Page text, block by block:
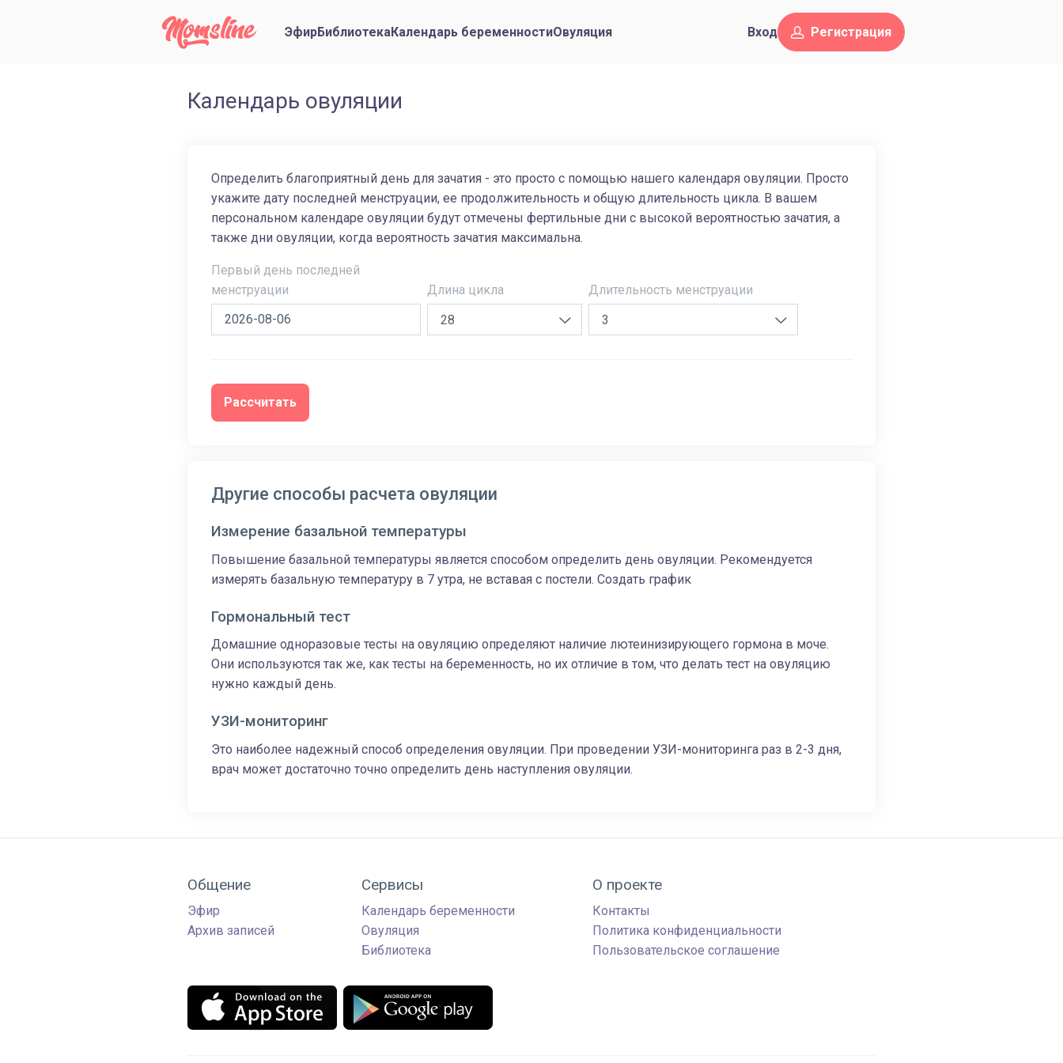
ЭфирБиблиотекаКалендарь беременностиОвуляция Вход Регистрация
Календарь овуляции
Определить благоприятный день для зачатия - это просто с помощью нашего календаря овуляции. Просто
укажите дату последней менструации, ее продолжительность и общую длительность цикла. В вашем
персональном календаре овуляции будут отмечены фертильные дни с высокой вероятностью зачатия, а
также дни овуляции, когда вероятность зачатия максимальна.
Первый день последней
менструации
Длина цикла Длительность менструации
Другие способы расчета овуляции
Измерение базальной температуры
Повышение базальной температуры является способом определить день овуляции. Рекомендуется
измерять базальную температуру в 7 утра, не вставая с постели. Создать график
Гормональный тест
Домашние одноразовые тесты на овуляцию определяют наличие лютеинизирующего гормона в моче.
Они используются так же, как тесты на беременность, но их отличие в том, что делать тест на овуляцию
нужно каждый день.
УЗИ-мониторинг
Это наиболее надежный способ определения овуляции. При проведении УЗИ-мониторинга раз в 2-3 дня,
врач может достаточно точно определить день наступления овуляции.
Общение
Эфир
Архив записей
Сервисы
Календарь беременности
Овуляция
Библиотека
О проекте
Контакты
Политика конфиденциальности
Пользовательское соглашение